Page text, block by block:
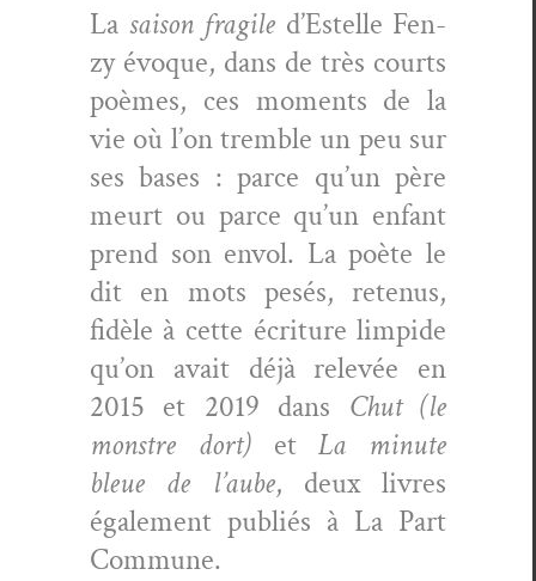
La sai­son frag­ile d’Estelle Fen­
zy évoque, dans de très courts
poèmes, ces moments de la
vie où l’on trem­ble un peu sur
ses bases : parce qu’un père
meurt ou parce qu’un enfant
prend son envol. La poète le
dit en mots pesés, retenus,
fidèle à cette écri­t­ure limpi­de
qu’on avait déjà relevée en
2015 et 2019 dans Chut (le
mon­stre dort)etLa minute
bleue de l’aube, deux livres
égale­ment pub­liés à La Part
Commune.